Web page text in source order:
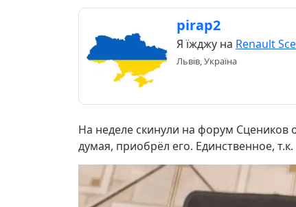
pirap2
Я їжджу на Renault
Львів, Україна
На неделе скинули на форум Сцеников
думая, приобрёл его. Единственное,